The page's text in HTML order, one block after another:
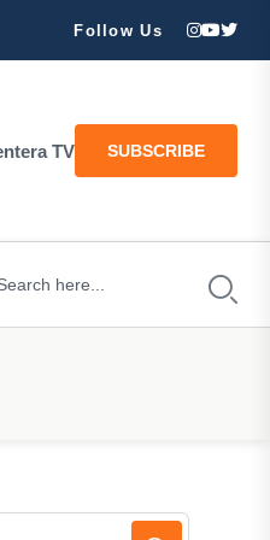
Trenggalek: Pohon Roboh,
Follow Us
TV SUBSCRIBE